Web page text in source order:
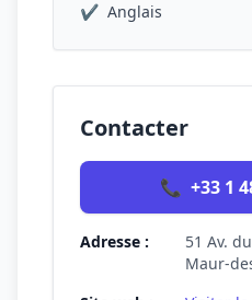
✔ Anglais
Contacter
📞 +33 1
Adresse :
51 Av.
Maur-